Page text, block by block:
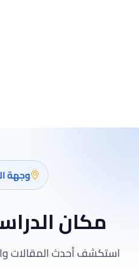
وجهة
مكان
استكشف أحدث المقالات